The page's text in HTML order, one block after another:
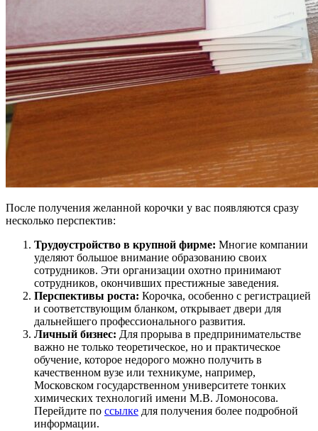
После получения желанной корочки у вас появляются сразу
несколько перспектив:
Трудоустройство в крупной фирме: Многие компании
уделяют большое внимание образованию своих
сотрудников. Эти организации охотно принимают
сотрудников, окончивших престижные заведения.
Перспективы роста: Корочка, особенно с регистрацией
и соответствующим бланком, открывает двери для
дальнейшего профессионального развития.
Личный бизнес: Для прорыва в предпринимательстве
важно не только теоретическое, но и практическое
обучение, которое недорого можно получить в
качественном вузе или техникуме, например,
Московском государственном университете тонких
химических технологий имени М.В. Ломоносова.
Перейдите по ссылке для получения более подробной
информации.